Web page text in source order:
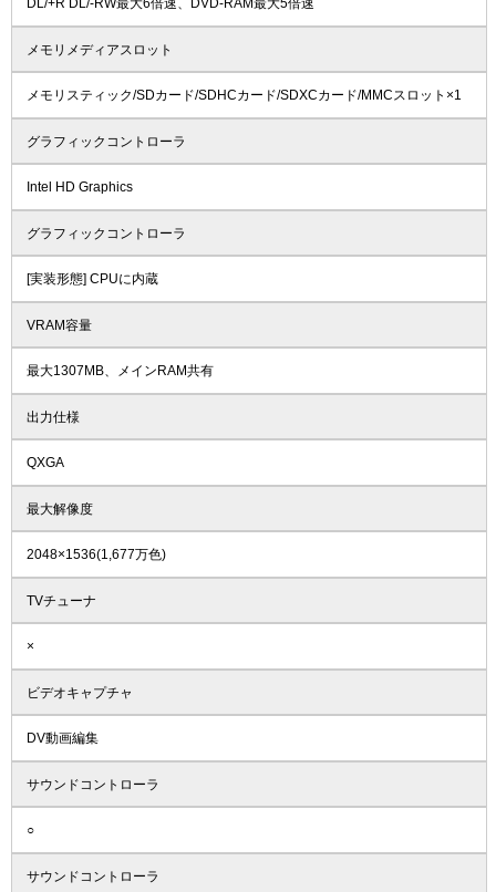
DL/+R DL/-RW最大6倍速、DVD-RAM最大5倍速
メモリメディアスロット
メモリスティック/SDカード/SDHCカード/SDXCカード/MMCスロット×1
グラフィックコントローラ
Intel HD Graphics
グラフィックコントローラ
[実装形態] CPUに内蔵
VRAM容量
最大1307MB、メインRAM共有
出力仕様
QXGA
最大解像度
2048×1536(1,677万色)
TVチューナ
×
ビデオキャプチャ
DV動画編集
サウンドコントローラ
○
サウンドコントローラ